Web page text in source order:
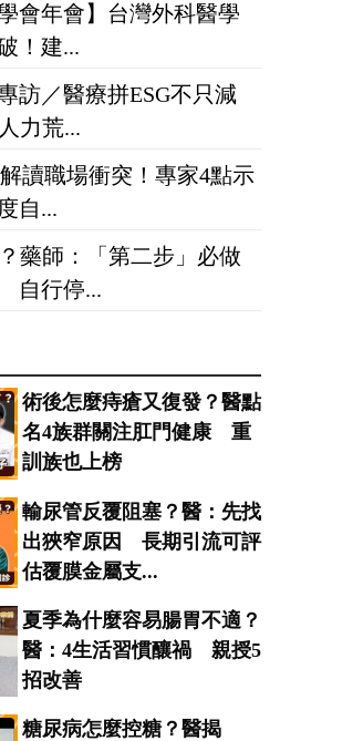
學會年會】台灣外科醫學
！建...
訪／醫療拼ESG不只減
力荒...
讀職場衝突！專家4點示
自...
藥師：「第二步」必做
自行停...
術後怎麼痔瘡又復發？醫點
名4族群關注肛門健康 重
訓族也上榜
輸尿管反覆阻塞？醫：先找
出狹窄原因 長期引流可評
估覆膜金屬支...
夏季為什麼容易腸胃不適？
醫：4生活習慣釀禍 親授5
招改善
糖尿病怎麼控糖？醫揭